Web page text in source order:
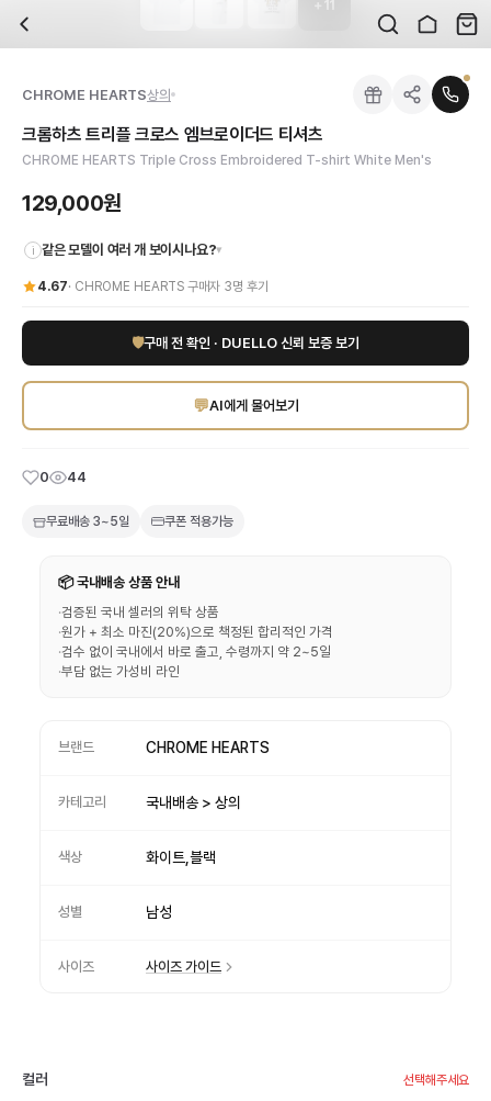
배송은 얼마나 걸리나요?
전문 스태프가 실물 상품을 직접 확인한 후 검수 사진을 제공합니다. 가죽 재질,
교환이나 반품이 가능한가요?
수령 후 7일 이내 신청하시면 상품 하자, 사이즈 불일치, 고객 변심 모두 교환·반
쿠폰과 적립금을 함께 사용할 수 있나요?
네, 쿠폰과 적립금을 결제 시 함께 사용하실 수 있습니다. 적립금은 1,000원 이상
브랜드:
색상:화이트,블랙
가격:129,000원
크롬하츠 트리플 크로스 엠브로이더드 티셔츠는 고급스러운 디자인과 편안한 착
크롬하츠 트리플 크로스 엠브로이더드 티셔츠
CHROME HEARTS상의
크롬하츠 트리플 크로스 엠브로이더드 티셔츠
CHROME HEARTS Triple Cross Embroidered T-shirt White Men's
129,000원
i 같은 모델이 여러 개 보이시나요?▾
4.67· CHROME HEARTS 구매자 3명 후기
🛡구매 전 확인 · DUELLO 신뢰 보증 보기
💬AI에게 물어보기
0 44
무료배송 3~5일 쿠폰 적용가능
📦 국내배송 상품 안내
·검증된 국내 셀러의 위탁 상품
·원가 + 최소 마진(20%)으로 책정된 합리적인 가격
·검수 없이 국내에서 바로 출고, 수령까지 약 2~5일
·부담 없는 가성비 라인
브랜드 CHROME HEARTS
카테고리 국내배송 > 상의
색상 화이트,블랙
성별 남성
사이즈 사이즈 가이드
컬러 선택해주세요